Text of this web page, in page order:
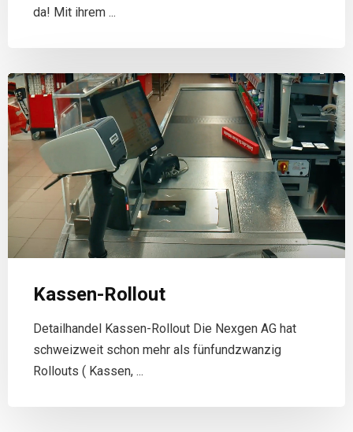
da! Mit ihrem ...
Kassen-Rollout
Detailhandel Kassen-Rollout Die Nexgen AG hat
schweizweit schon mehr als fünfundzwanzig
Rollouts ( Kassen, ...